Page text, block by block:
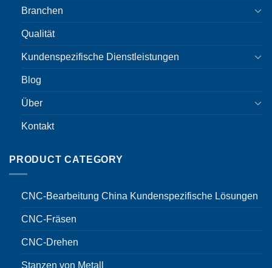
Branchen
Qualität
Kundenspezifische Dienstleistungen
Blog
Über
Kontakt
PRODUCT CATEGORY
CNC-Bearbeitung China Kundenspezifische Lösungen
CNC-Fräsen
CNC-Drehen
Stanzen von Metall